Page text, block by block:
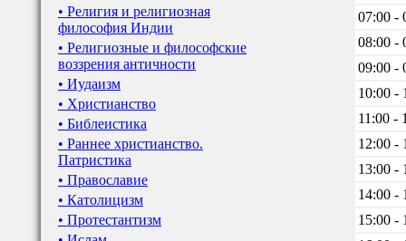
• Религия и религиозная
философия Индии
• Религиозные и философские
воззрения античности
• Иудаизм
• Христианство
• Библеистика
• Раннее христианство.
Патристика
• Православие
• Католицизм
• Протестантизм
07:00 -
08:00 -
09:00 -
10:00 -
11:00 -
12:00 -
13:00 -
14:00 -
15:00 -